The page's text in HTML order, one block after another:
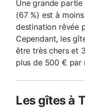
Une grande
(67 %) est à
destination rêvée
Cependant, les
être très chers et
plus de 500 € par
Les gîtes à